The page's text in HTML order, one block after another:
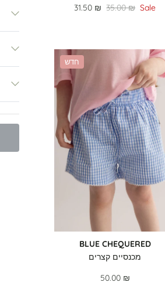
31.50 ₪ 35.00 ₪ Sale
חדש
BLUE CHEQUERED
מכנסיים קצרים
50.00 ₪